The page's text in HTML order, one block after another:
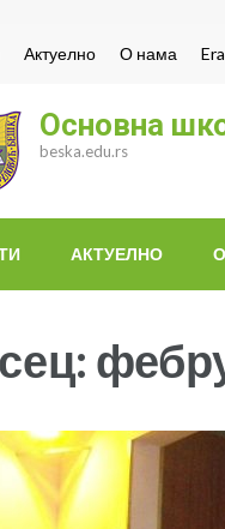
Актуелно О нама
Основна
beska.edu.rs
АКТУЕЛНО